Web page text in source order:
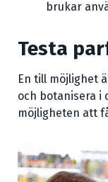
brukar
Testa
En till möjlighet
och botanisera i
möjligheten att